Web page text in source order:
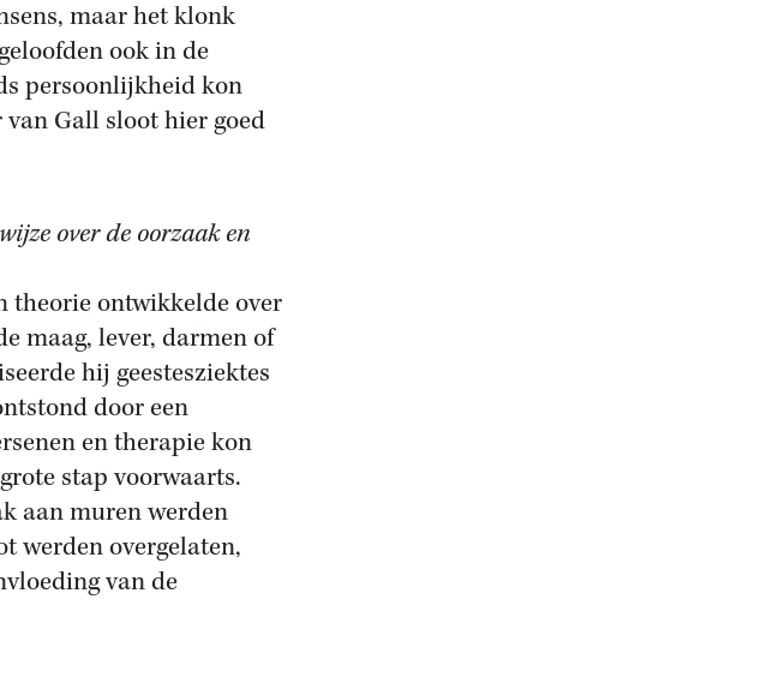
maar het klonk
ook in de
persoonlijkheid kon
Gall sloot hier goed
over de oorzaak en
theorie ontwikkelde over
maag, lever, darmen of
hij geestesziektes
door een
en therapie kon
stap voorwaarts.
aan muren werden
werden overgelaten,
van de